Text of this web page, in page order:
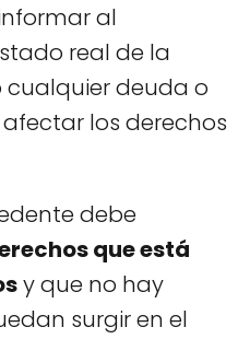
al
real de la
cualquier deuda o
los derechos
debe
que está
y que no hay
surgir en el